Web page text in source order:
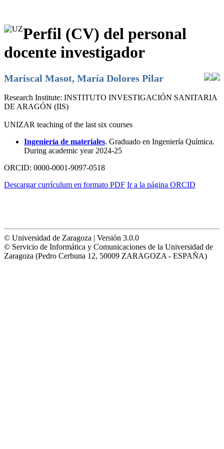
Perfil (CV) del personal
docente investigador
Mariscal Masot, María Dolores Pilar
Research Institute: INSTITUTO INVESTIGACIÓN SANITARIA
DE ARAGÓN (IIS)
UNIZAR teaching of the last six courses
Ingeniería de materiales. Graduado en Ingeniería Química.
During academic year 2024-25
ORCID: 0000-0001-9097-0518
Descargar currículum en formato PDF Ir a la página ORCID
© Universidad de Zaragoza | Versión 3.0.0
© Servicio de Informática y Comunicaciones de la Universidad de
Zaragoza (Pedro Cerbuna 12, 50009 ZARAGOZA - ESPAÑA)